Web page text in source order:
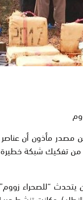
مصدر مأذون أن
من تفكيك شبكة
“للصحراء